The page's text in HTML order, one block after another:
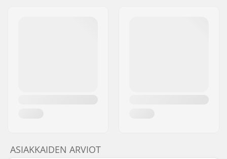
ASIAKKAIDEN ARVIOT